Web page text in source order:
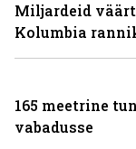
Miljardeid
Kolumbia
165 meetrine
vabadusse